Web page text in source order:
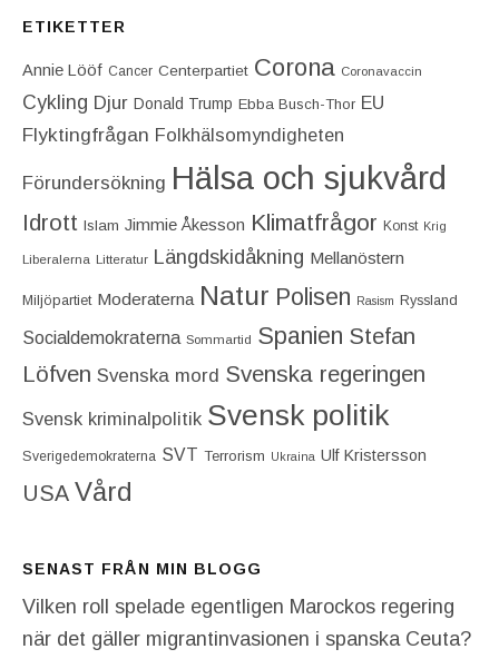
ETIKETTER
Annie Lööf Cancer Centerpartiet‎ Corona Coronavaccin
Cykling Djur Donald Trump Ebba Busch-Thor EU
Flyktingfrågan Folkhälsomyndigheten
Förundersökning Hälsa och sjukvård
Idrott Islam Jimmie Åkesson Klimatfrågor Konst Krig
Liberalerna Litteratur Längdskidåkning Mellanöstern
Miljöpartiet Moderaterna Natur Polisen Rasism Ryssland
Socialdemokraterna Sommartid Spanien Stefan
Löfven Svenska mord Svenska regeringen
Svensk kriminalpolitik Svensk politik
Sverigedemokraterna SVT Terrorism Ukraina Ulf Kristersson
USA Vård
SENAST FRÅN MIN BLOGG
Vilken roll spelade egentligen Marockos regering
när det gäller migrantinvasionen i spanska Ceuta?